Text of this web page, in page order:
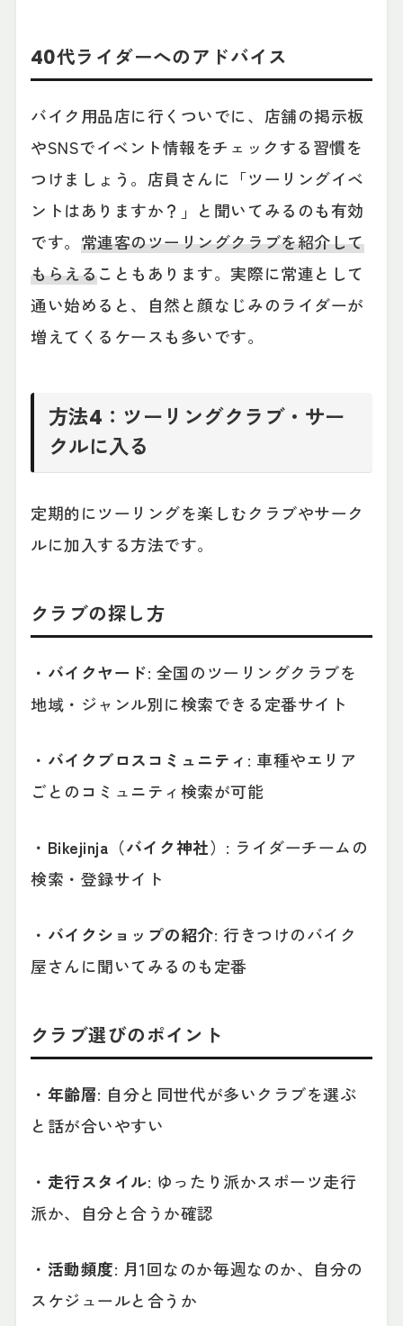
40代ライダーへのアドバイス
バイク用品店に行くついでに、店舗の掲示板
やSNSでイベント情報をチェックする習慣を
つけましょう。店員さんに「ツーリングイベ
ントはありますか？」と聞いてみるのも有効
です。 常連客のツーリングクラブを紹介して
もらえることもあります。実際に常連として
通い始めると、自然と顔なじみのライダーが
増えてくるケースも多いです。
方法4：ツーリングクラブ・サー
クルに入る
定期的にツーリングを楽しむクラブやサーク
ルに加入する方法です。
クラブの探し方
・ バイクヤード: 全国のツーリングクラブを
地域・ジャンル別に検索できる定番サイト
・ バイクブロスコミュニティ : 車種やエリア
ごとのコミュニティ検索が可能
・ Bikejinja（バイク神社） : ライダーチームの
検索・登録サイト
・ バイクショップの紹介: 行きつけのバイク
屋さんに聞いてみるのも定番
クラブ選びのポイント
・ 年齢層: 自分と同世代が多いクラブを選ぶ
と話が合いやすい
・ 走行スタイル: ゆったり派かスポーツ走行
派か、自分と合うか確認
・ 活動頻度: 月1回なのか毎週なのか、自分の
スケジュールと合うか